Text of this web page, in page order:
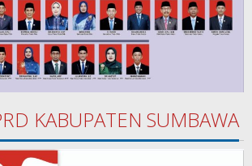
KABUPATEN SUMBAWA